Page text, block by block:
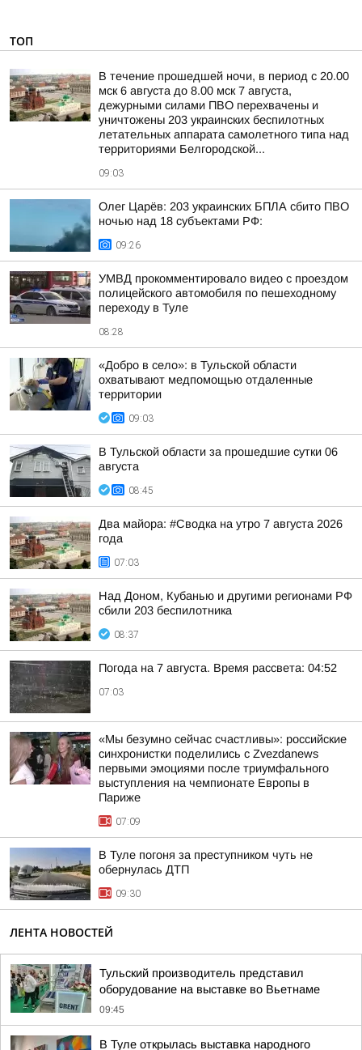
ТОП
В течение прошедшей ночи, в период с 20.00
мск 6 августа до 8.00 мск 7 августа,
дежурными силами ПВО перехвачены и
уничтожены 203 украинских беспилотных
летательных аппарата самолетного типа над
территориями Белгородской...
09:03
Олег Царёв: 203 украинских БПЛА сбито ПВО
ночью над 18 субъектами РФ:
09:26
УМВД прокомментировало видео с проездом
полицейского автомобиля по пешеходному
переходу в Туле
08:28
«Добро в село»: в Тульской области
охватывают медпомощью отдаленные
территории
09:03
В Тульской области за прошедшие сутки 06
августа
08:45
Два майора: #Сводка на утро 7 августа 2026
года
07:03
Над Доном, Кубанью и другими регионами РФ
сбили 203 беспилотника
08:37
Погода на 7 августа. Время рассвета: 04:52
07:03
«Мы безумно сейчас счастливы»: российские
синхронистки поделились с Zvezdanews
первыми эмоциями после триумфального
выступления на чемпионате Европы в
Париже
07:09
В Туле погоня за преступником чуть не
обернулась ДТП
09:30
ЛЕНТА НОВОСТЕЙ
Тульский производитель представил
оборудование на выставке во Вьетнаме
09:45
В Туле открылась выставка народного